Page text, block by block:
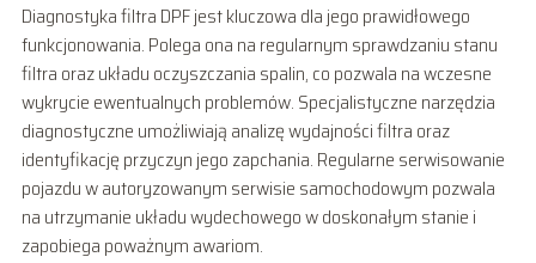
Diagnostyka filtra DPF jest kluczowa dla jego prawidłowego
funkcjonowania. Polega ona na regularnym sprawdzaniu stanu
filtra oraz układu oczyszczania spalin, co pozwala na wczesne
wykrycie ewentualnych problemów. Specjalistyczne narzędzia
diagnostyczne umożliwiają analizę wydajności filtra oraz
identyfikację przyczyn jego zapchania. Regularne serwisowanie
pojazdu w autoryzowanym serwisie samochodowym pozwala
na utrzymanie układu wydechowego w doskonałym stanie i
zapobiega poważnym awariom.